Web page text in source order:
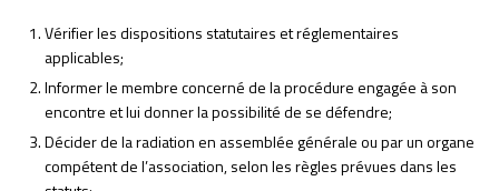
Vérifier les dispositions statutaires et réglementaires
applicables;
Informer le membre concerné de la procédure engagée à son
encontre et lui donner la possibilité de se défendre;
Décider de la radiation en assemblée générale ou par un organe
compétent de l’association, selon les règles prévues dans les